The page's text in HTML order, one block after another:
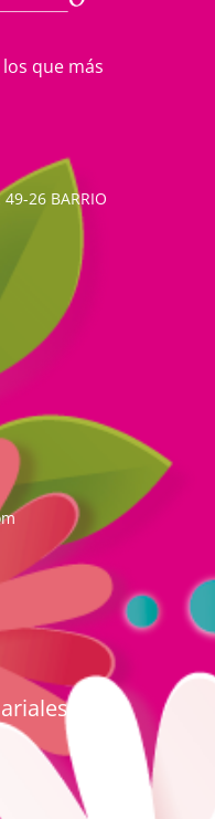
que más
49-26 BARRIO